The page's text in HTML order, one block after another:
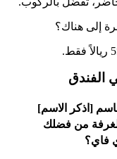
إلى هناك؟
الفندق
[اذكر الاسم]
الغرفة من فضلك
فاي؟